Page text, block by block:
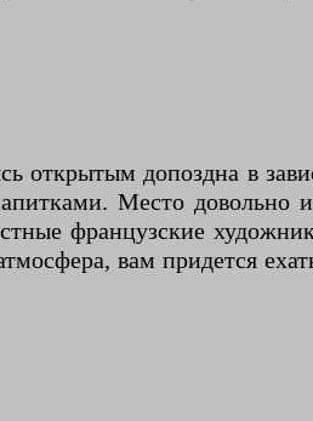
допоздна в
Место довольно
французские
вам придется